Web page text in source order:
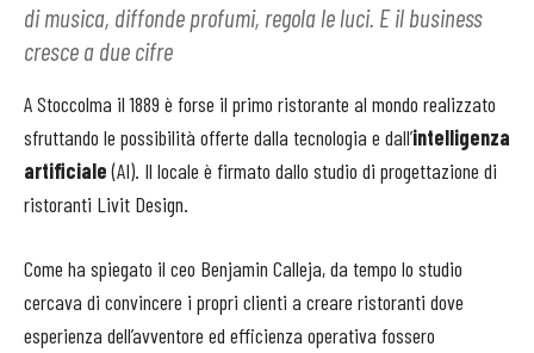
di musica, diffonde profumi, regola le luci. E il business
cresce a due cifre
A Stoccolma il 1889 è forse il primo ristorante al mondo realizzato
sfruttando le possibilità offerte dalla tecnologia e dall’intelligenza
artificiale(AI). Il locale è firmato dallo studio di progettazione di
ristoranti Livit Design.
Come ha spiegato il ceo Benjamin Calleja, da tempo lo studio
cercava di convincere i propri clienti a creare ristoranti dove
esperienza dell’avventore ed efficienza operativa fossero